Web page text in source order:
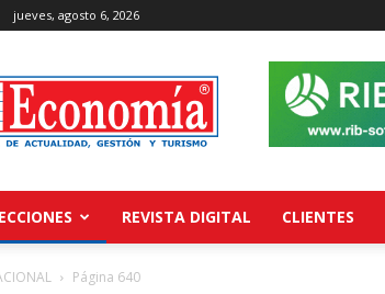
jueves, agosto 6, 2026
Revista
Economía
REVISTA DIGITAL CLIENTES
Página 640